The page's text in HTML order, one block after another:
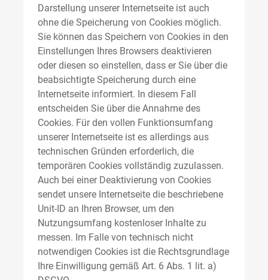
Darstellung unserer Internetseite ist auch
ohne die Speicherung von Cookies möglich.
Sie können das Speichern von Cookies in den
Einstellungen Ihres Browsers deaktivieren
oder diesen so einstellen, dass er Sie über die
beabsichtigte Speicherung durch eine
Internetseite informiert. In diesem Fall
entscheiden Sie über die Annahme des
Cookies. Für den vollen Funktionsumfang
unserer Internetseite ist es allerdings aus
technischen Gründen erforderlich, die
temporären Cookies vollständig zuzulassen.
Auch bei einer Deaktivierung von Cookies
sendet unsere Internetseite die beschriebene
Unit-ID an Ihren Browser, um den
Nutzungsumfang kostenloser Inhalte zu
messen. Im Falle von technisch nicht
notwendigen Cookies ist die Rechtsgrundlage
Ihre Einwilligung gemäß Art. 6 Abs. 1 lit. a)